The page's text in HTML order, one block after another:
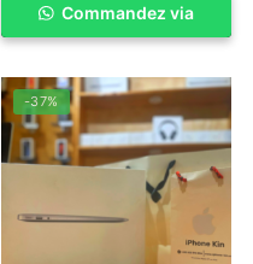
ACHETER
Commandez via
-37%